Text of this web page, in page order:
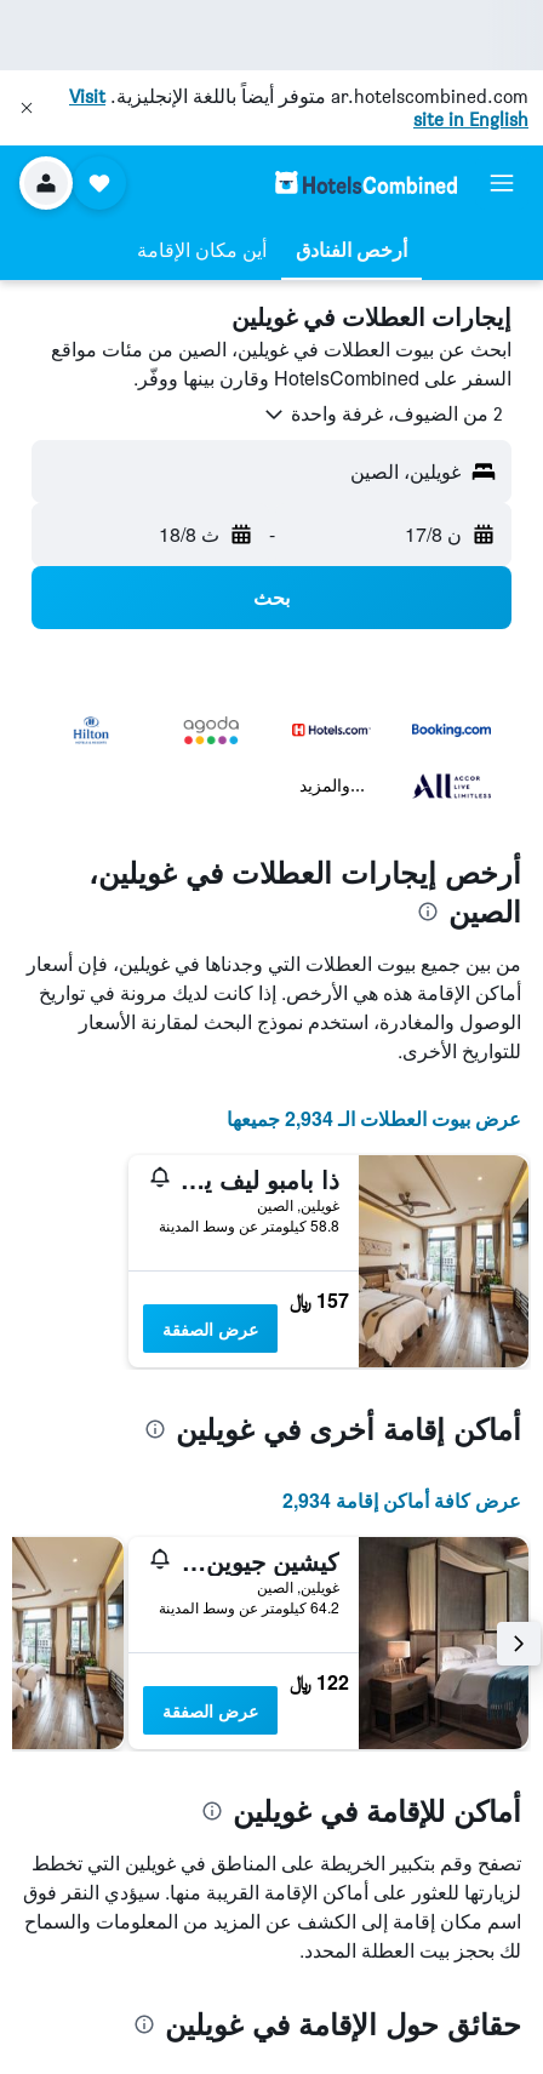
ar.hotelscombined.com متوفر أيضاً باللغة الإنجليزية.Visit
site in English
أرخص الفنادق أين مكان الإقامة
إيجارات العطلات في غويلين
ابحث عن بيوت العطلات في غويلين، الصين من مئات مواقع
السفر على HotelsCombined وقارن بينها ووفّر.
2 من الضيوف، غرفة واحدة
غويلين، الصين
ن 17/8 - ث 18/8
بحث
...والمزيد
أرخص إيجارات العطلات في غويلين،
الصين
من بين جميع بيوت العطلات التي وجدناها في غويلين، فإن أسعار
أماكن الإقامة هذه هي الأرخص. إذا كانت لديك مرونة في تواريخ
الوصول والمغادرة، استخدم نموذج البحث لمقارنة الأسعار
للتواريخ الأخرى.
عرض بيوت العطلات الـ 2,934 جميعها
ذا بامبو ليف يانجشو
غويلين, الصين
58.8 كيلومتر عن وسط المدينة
157 ﷼
عرض الصفقة
أماكن إقامة أخرى في غويلين
عرض كافة أماكن إقامة 2,934
كيشين جيوين إن يانجشو
غويلين, الصين
64.2 كيلومتر عن وسط المدينة
122 ﷼
عرض الصفقة
أماكن للإقامة في غويلين
تصفح وقم بتكبير الخريطة على المناطق في غويلين التي تخطط
لزيارتها للعثور على أماكن الإقامة القريبة منها. سيؤدي النقر فوق
اسم مكان إقامة إلى الكشف عن المزيد من المعلومات والسماح
لك بحجز بيت العطلة المحدد.
حقائق حول الإقامة في غويلين